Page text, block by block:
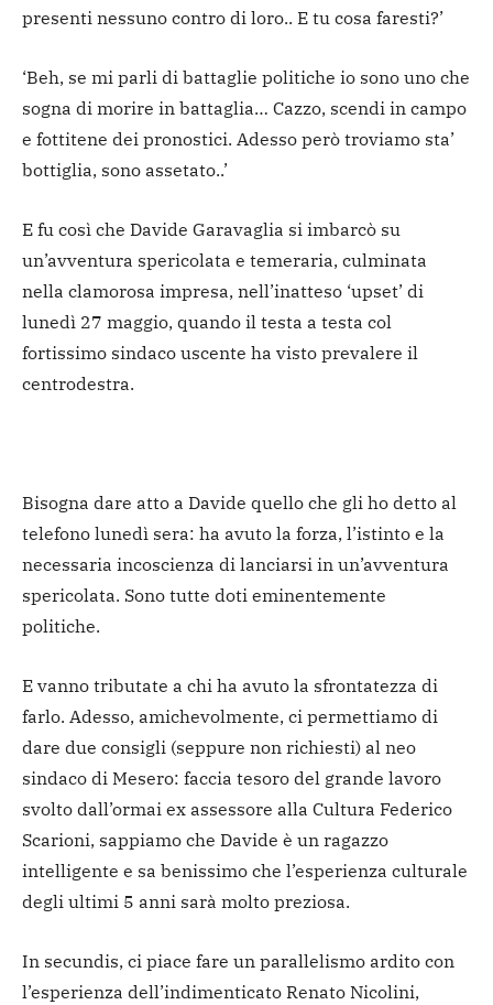
presenti nessuno contro di loro.. E tu cosa faresti?’
‘Beh, se mi parli di battaglie politiche io sono uno che
sogna di morire in battaglia… Cazzo, scendi in campo
e fottitene dei pronostici. Adesso però troviamo sta’
bottiglia, sono assetato..’
E fu così che Davide Garavaglia si imbarcò su
un’avventura spericolata e temeraria, culminata
nella clamorosa impresa, nell’inatteso ‘upset’ di
lunedì 27 maggio, quando il testa a testa col
fortissimo sindaco uscente ha visto prevalere il
centrodestra.
Bisogna dare atto a Davide quello che gli ho detto al
telefono lunedì sera: ha avuto la forza, l’istinto e la
necessaria incoscienza di lanciarsi in un’avventura
spericolata. Sono tutte doti eminentemente
politiche.
E vanno tributate a chi ha avuto la sfrontatezza di
farlo. Adesso, amichevolmente, ci permettiamo di
dare due consigli (seppure non richiesti) al neo
sindaco di Mesero: faccia tesoro del grande lavoro
svolto dall’ormai ex assessore alla Cultura Federico
Scarioni, sappiamo che Davide è un ragazzo
intelligente e sa benissimo che l’esperienza culturale
degli ultimi 5 anni sarà molto preziosa.
In secundis, ci piace fare un parallelismo ardito con
l’esperienza dell’indimenticato Renato Nicolini,